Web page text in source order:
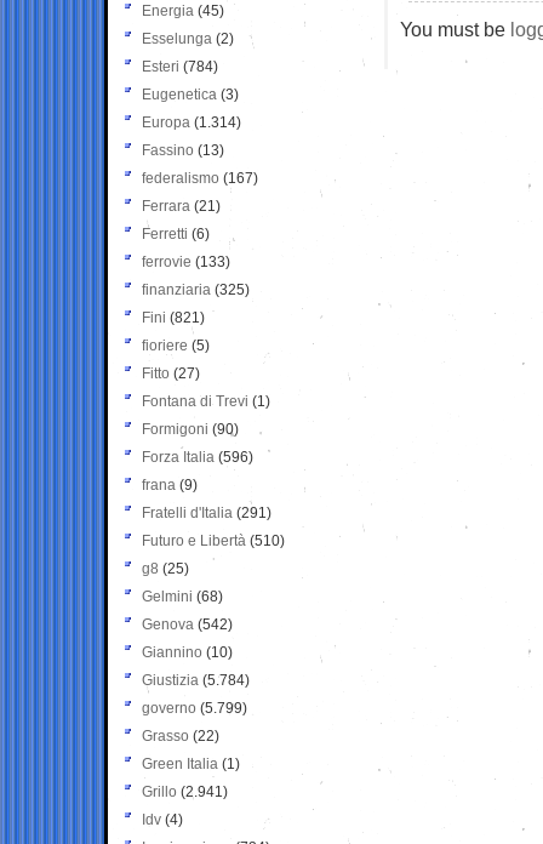
You must be
Energia (45)
Esselunga (2)
Esteri (784)
Eugenetica (3)
Europa (1.314)
Fassino (13)
federalismo (167)
Ferrara (21)
Ferretti (6)
ferrovie (133)
finanziaria (325)
Fini (821)
fioriere (5)
Fitto (27)
Fontana di Trevi (1)
Formigoni (90)
Forza Italia (596)
frana (9)
Fratelli d'Italia (291)
Futuro e Libertà (510)
g8 (25)
Gelmini (68)
Genova (542)
Giannino (10)
Giustizia (5.784)
governo (5.799)
Grasso (22)
Green Italia (1)
Grillo (2.941)
Idv (4)